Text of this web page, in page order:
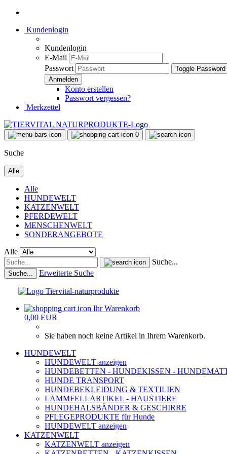
Kundenlogin
Kundenlogin
E-Mail
Passwort
Toggle
Konto erstellen
Passwort vergessen?
Merkzettel
0
Suche
Alle
Alle
HUNDEWELT
KATZENWELT
PFERDEWELT
MENSCHENWELT
SONDERANGEBOTE
Alle
Suche...
Suche... Erweiterte Suche
Ihr Warenkorb
0,00 EUR
Sie haben noch keine Artikel in Ihrem Warenkorb.
HUNDEWELT
HUNDEWELT anzeigen
HUNDEBETTEN - HUNDEKISSEN -
HUNDE TRANSPORT
HUNDEBEKLEIDUNG & TEXTILIEN
LAMMFELLARTIKEL - HAUSTIERE
HUNDEHALSBÄNDER & GESCHIRRE
PFLEGEPRODUKTE für Hunde
HUNDEWELT anzeigen
KATZENWELT
KATZENWELT anzeigen